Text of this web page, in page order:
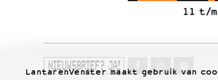
LantarenVenster maakt gebruik van
NIEUWSBRIEF? JA!